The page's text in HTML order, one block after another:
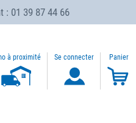
: 01 39 87 44 66
à proximité Se connecter Panier